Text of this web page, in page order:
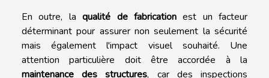
En outre, laqualité de fabricationest un facteur
déterminant pour assurer non seulement la sécurité
mais également l'impact visuel souhaité. Une
attention particulière doit être accordée à la
maintenance des structures, car des inspections